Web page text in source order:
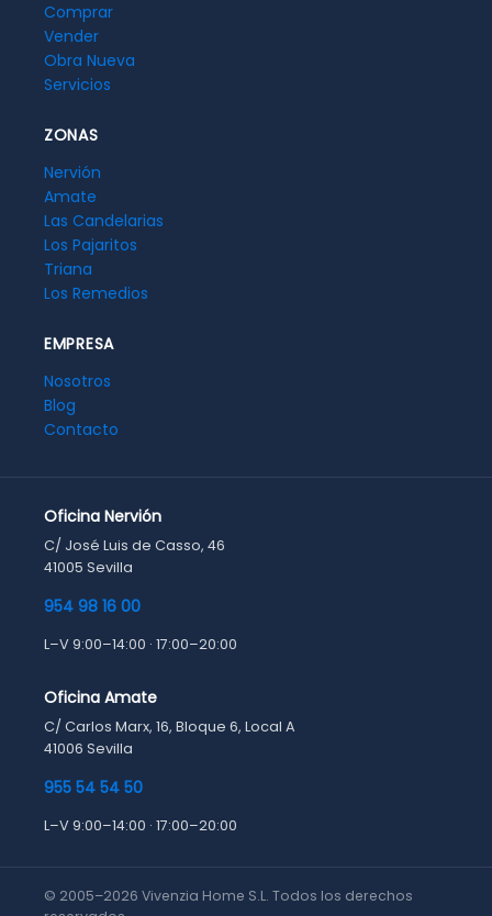
Comprar
Vender
Obra Nueva
Servicios
ZONAS
Nervión
Amate
Las Candelarias
Los Pajaritos
Triana
Los Remedios
EMPRESA
Nosotros
Blog
Contacto
Oficina Nervión
C/ José Luis de Casso, 46
41005 Sevilla
954 98 16 00
L–V 9:00–14:00 · 17:00–20:00
Oficina Amate
C/ Carlos Marx, 16, Bloque 6, Local A
41006 Sevilla
955 54 54 50
L–V 9:00–14:00 · 17:00–20:00
© 2005–2026 Vivenzia Home S.L. Todos los derechos